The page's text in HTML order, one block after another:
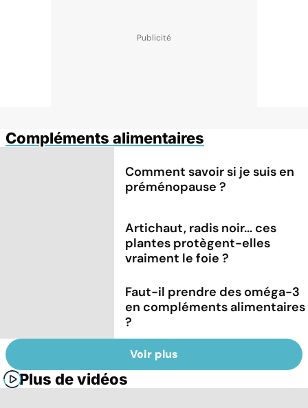
Compléments alimentaires
Comment savoir si je suis en
préménopause ?
Artichaut, radis noir... ces
plantes protègent-elles
vraiment le foie ?
Faut-il prendre des oméga-3
en compléments alimentaires
?
Voir plus
Plus de vidéos